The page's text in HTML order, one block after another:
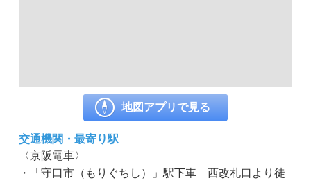
地図アプリで見る
交通機関・最寄り駅
〈京阪電車〉
・「守口市（もりぐちし）」駅下車 西改札口より徒